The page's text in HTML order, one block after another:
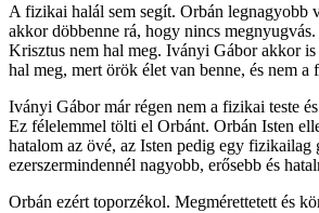
A fizikai halál sem segít. Orbán legnagyobb
akkor döbbenne rá, hogy nincs
Krisztus nem hal meg. Iványi Gábor akkor
hal meg, mert örök élet van benne, és nem a
Iványi Gábor már régen nem a fizikai teste
Ez félelemmel tölti el Orbánt. Orbán Isten
hatalom az övé, az Isten pedig egy fizikailag
ezerszermindennél nagyobb, erősebb és
Orbán ezért toporzékol. Megmérettetett és